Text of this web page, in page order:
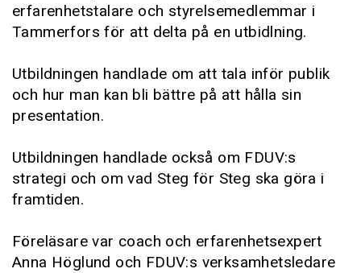
erfarenhetstalare och styrelsemedlemmar i
Tammerfors för att delta på en utbidlning.
Utbildningen handlade om att tala inför publik
och hur man kan bli bättre på att hålla sin
presentation.
Utbildningen handlade också om FDUV:s
strategi och om vad Steg för Steg ska göra i
framtiden.
Föreläsare var coach och erfarenhetsexpert
Anna Höglund och FDUV:s verksamhetsledare